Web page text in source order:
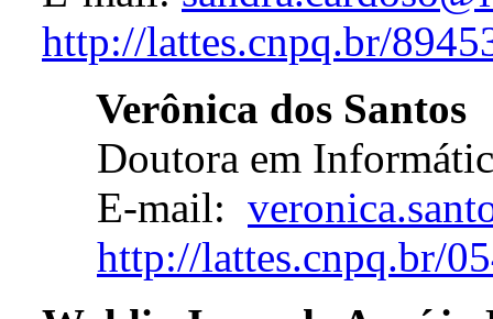
http://lattes.cnpq.br/
Verônica dos Santos
Doutora em
E-mail:
http://lattes.cnpq.br/